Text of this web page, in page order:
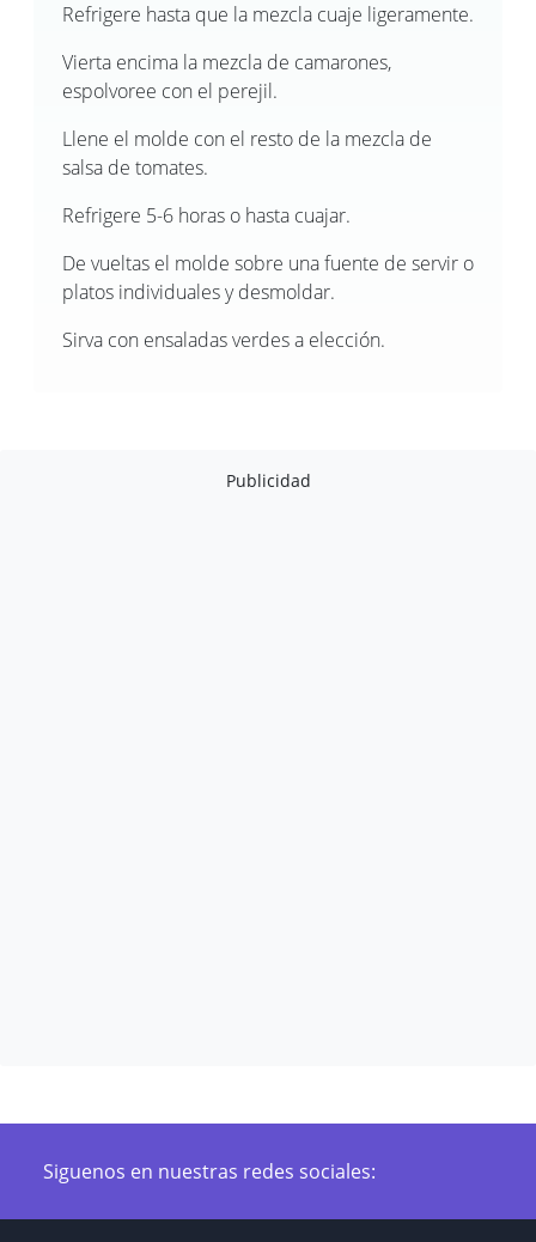
Refrigere hasta que la mezcla cuaje ligeramente.
Vierta encima la mezcla de camarones,
espolvoree con el perejil.
Llene el molde con el resto de la mezcla de
salsa de tomates.
Refrigere 5-6 horas o hasta cuajar.
De vueltas el molde sobre una fuente de servir o
platos individuales y desmoldar.
Sirva con ensaladas verdes a elección.
Publicidad
Siguenos en nuestras redes sociales: